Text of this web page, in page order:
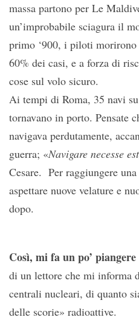
massa partono per Le
un’improbabile sciagura il
primo ‘900, i piloti
60% dei casi, e a forza di
cose sul volo sicuro.
Ai tempi di Roma, 35 navi
tornavano in porto. Pensate
navigava perdutamente,
guerra; «Navigare necesse
Cesare. Per raggiungere
aspettare nuove velature e
dopo.
Così, mi fa un po’
di un lettore che mi informa
centrali nucleari, di quanto
delle scorie» radioattive.